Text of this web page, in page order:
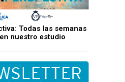
Todas las semanas
nuestro estudio